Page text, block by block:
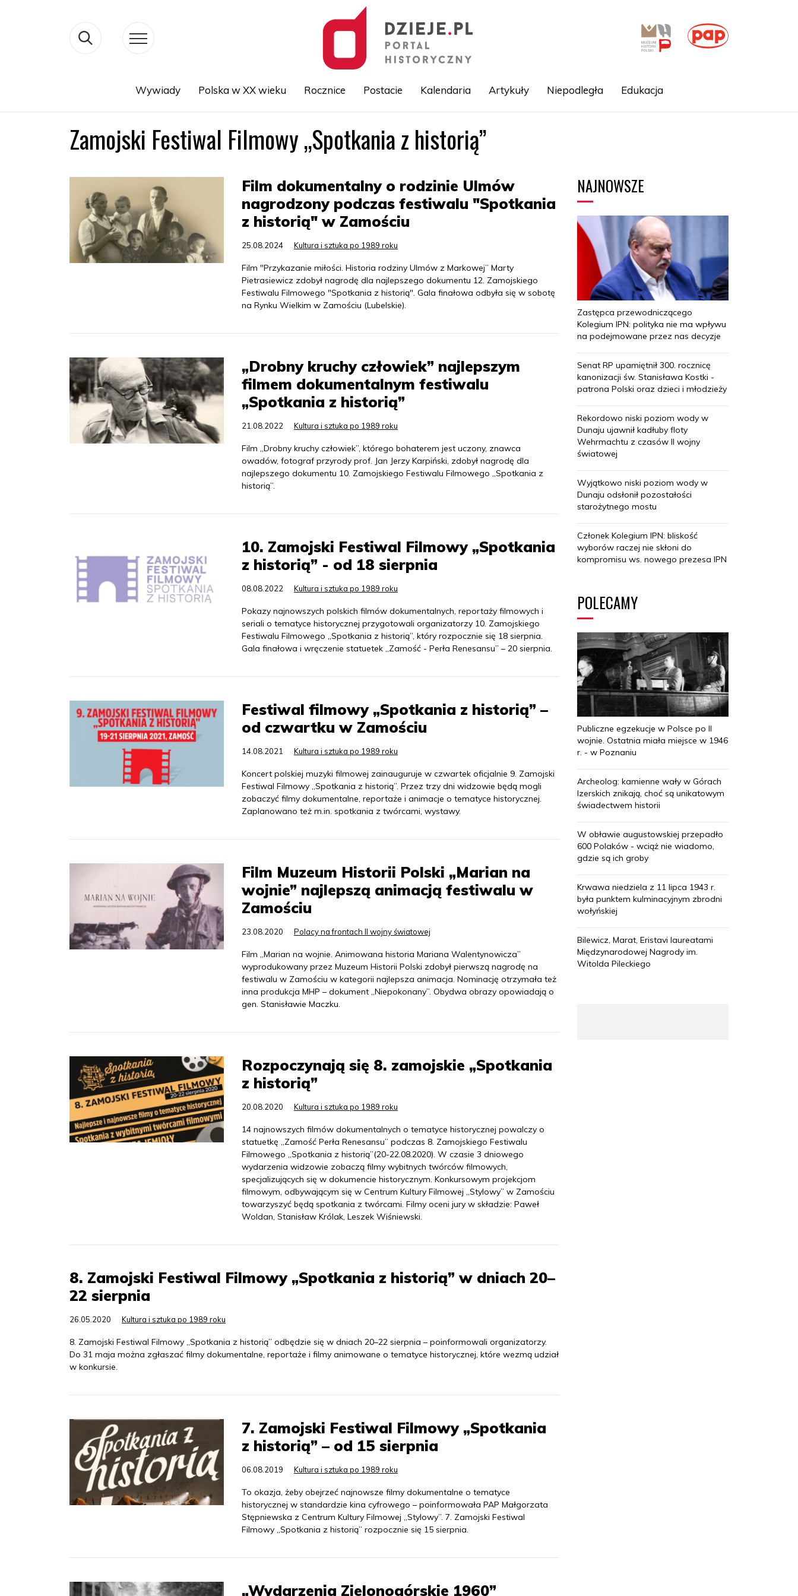
Przejdź
do
Wywiady Polska w XX wieku Rocznice Postacie Kalendaria Artykuły Niepodległa Edukacja
Zamojski Festiwal Filmowy „Spotkania z historią”
Film dokumentalny o rodzinie Ulmów
nagrodzony podczas festiwalu "Spotkania
z historią" w Zamościu
25.08.2024 Kultura i sztuka po 1989 roku
Film "Przykazanie miłości. Historia rodziny Ulmów z Markowej” Marty
Pietrasiewicz zdobył nagrodę dla najlepszego dokumentu 12. Zamojskiego
Festiwalu Filmowego "Spotkania z historią". Gala finałowa odbyła się w sobotę
na Rynku Wielkim w Zamościu (Lubelskie).
„Drobny kruchy człowiek” najlepszym
filmem dokumentalnym festiwalu
„Spotkania z historią”
21.08.2022 Kultura i sztuka po 1989 roku
Film „Drobny kruchy człowiek”, którego bohaterem jest uczony, znawca
owadów, fotograf przyrody prof. Jan Jerzy Karpiński, zdobył nagrodę dla
najlepszego dokumentu 10. Zamojskiego Festiwalu Filmowego „Spotkania z
historią”.
10. Zamojski Festiwal Filmowy „Spotkania
z historią” - od 18 sierpnia
08.08.2022 Kultura i sztuka po 1989 roku
Pokazy najnowszych polskich filmów dokumentalnych, reportaży filmowych i
seriali o tematyce historycznej przygotowali organizatorzy 10. Zamojskiego
Festiwalu Filmowego „Spotkania z historią”, który rozpocznie się 18 sierpnia.
Gala finałowa i wręczenie statuetek „Zamość - Perła Renesansu” – 20 sierpnia.
Festiwal filmowy „Spotkania z historią” –
od czwartku w Zamościu
14.08.2021 Kultura i sztuka po 1989 roku
Koncert polskiej muzyki filmowej zainauguruje w czwartek oficjalnie 9. Zamojski
Festiwal Filmowy „Spotkania z historią”. Przez trzy dni widzowie będą mogli
zobaczyć filmy dokumentalne, reportaże i animacje o tematyce historycznej.
Zaplanowano też m.in. spotkania z twórcami, wystawy.
Film Muzeum Historii Polski „Marian na
wojnie” najlepszą animacją festiwalu w
Zamościu
23.08.2020 Polacy na frontach II wojny światowej
Film „Marian na wojnie. Animowana historia Mariana Walentynowicza”
wyprodukowany przez Muzeum Historii Polski zdobył pierwszą nagrodę na
festiwalu w Zamościu w kategorii najlepsza animacja. Nominację otrzymała też
inna produkcja MHP – dokument „Niepokonany”. Obydwa obrazy opowiadają o
gen. Stanisławie Maczku.
Rozpoczynają się 8. zamojskie „Spotkania
z historią”
20.08.2020 Kultura i sztuka po 1989 roku
14 najnowszych filmów dokumentalnych o tematyce historycznej powalczy o
statuetkę „Zamość Perła Renesansu” podczas 8. Zamojskiego Festiwalu
Filmowego „Spotkania z historią”(20-22.08.2020). W czasie 3 dniowego
wydarzenia widzowie zobaczą filmy wybitnych twórców filmowych,
specjalizujących się w dokumencie historycznym. Konkursowym projekcjom
filmowym, odbywającym się w Centrum Kultury Filmowej „Stylowy” w Zamościu
towarzyszyć będą spotkania z twórcami. Filmy oceni jury w składzie: Paweł
Woldan, Stanisław Królak, Leszek Wiśniewski.
8. Zamojski Festiwal Filmowy „Spotkania z historią” w dniach 20–
22 sierpnia
26.05.2020 Kultura i sztuka po 1989 roku
8. Zamojski Festiwal Filmowy „Spotkania z historią” odbędzie się w dniach 20–22 sierpnia – poinformowali organizatorzy.
Do 31 maja można zgłaszać filmy dokumentalne, reportaże i filmy animowane o tematyce historycznej, które wezmą udział
w konkursie.
7. Zamojski Festiwal Filmowy „Spotkania
z historią” – od 15 sierpnia
06.08.2019 Kultura i sztuka po 1989 roku
To okazja, żeby obejrzeć najnowsze filmy dokumentalne o tematyce
historycznej w standardzie kina cyfrowego – poinformowała PAP Małgorzata
Stępniewska z Centrum Kultury Filmowej „Stylowy”. 7. Zamojski Festiwal
Filmowy „Spotkania z historią” rozpocznie się 15 sierpnia.
„Wydarzenia Zielonogórskie 1960”
NAJNOWSZE
Zastępca przewodniczącego
Kolegium IPN: polityka nie ma wpływu
na podejmowane przez nas decyzje
Senat RP upamiętnił 300. rocznicę
kanonizacji św. Stanisława Kostki -
patrona Polski oraz dzieci i młodzieży
Rekordowo niski poziom wody w
Dunaju ujawnił kadłuby floty
Wehrmachtu z czasów II wojny
światowej
Wyjątkowo niski poziom wody w
Dunaju odsłonił pozostałości
starożytnego mostu
Członek Kolegium IPN: bliskość
wyborów raczej nie skłoni do
kompromisu ws. nowego prezesa IPN
POLECAMY
Publiczne egzekucje w Polsce po II
wojnie. Ostatnia miała miejsce w 1946
r. - w Poznaniu
Archeolog: kamienne wały w Górach
Izerskich znikają, choć są unikatowym
świadectwem historii
W obławie augustowskiej przepadło
600 Polaków - wciąż nie wiadomo,
gdzie są ich groby
Krwawa niedziela z 11 lipca 1943 r.
była punktem kulminacyjnym zbrodni
wołyńskiej
Bilewicz, Marat, Eristavi laureatami
Międzynarodowej Nagrody im.
Witolda Pileckiego